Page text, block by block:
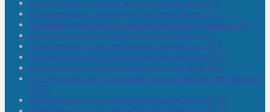
Калегинская сельская библиотека-филиал № 6
Калмашевская сельская библиотека-филиал № 5
Калмиябашевская сельская библиотека-филиал № 13
Калтасинская модельная детская библиотека
Кельтеевская сельская библиотека-филиал № 8
Киебаковская сельская библиотека-филиал № 9
Кокушевская сельская библиотека-филиал № 4
Краснохолмская сельская модельная библиотека-филиал
№ 21
Кутеремская сельская библиотека-филиал № 22